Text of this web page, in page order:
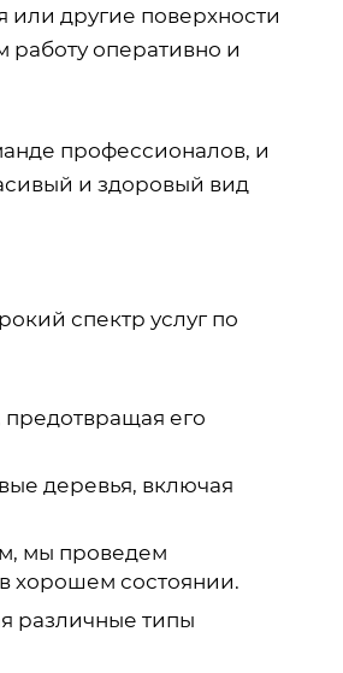
или другие поверхности
работу оперативно и
профессионалов, и
и здоровый вид
спектр услуг по
его
деревья, включая
мы проведем
хорошем состоянии.
различные типы